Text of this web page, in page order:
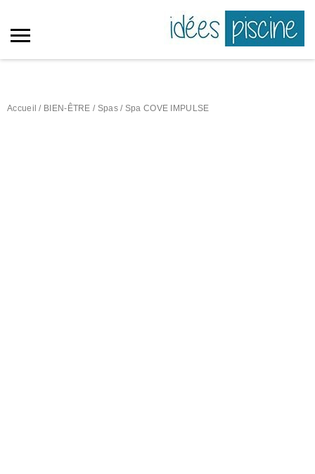
Accueil / BIEN-ÊTRE / Spas/ Spa COVE IMPULSE